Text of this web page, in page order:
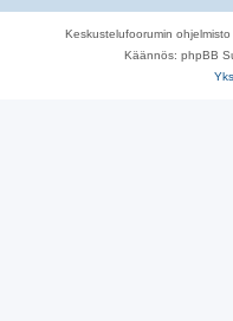
Keskustelufoorumin ohjelmisto
Käännös: phpBB